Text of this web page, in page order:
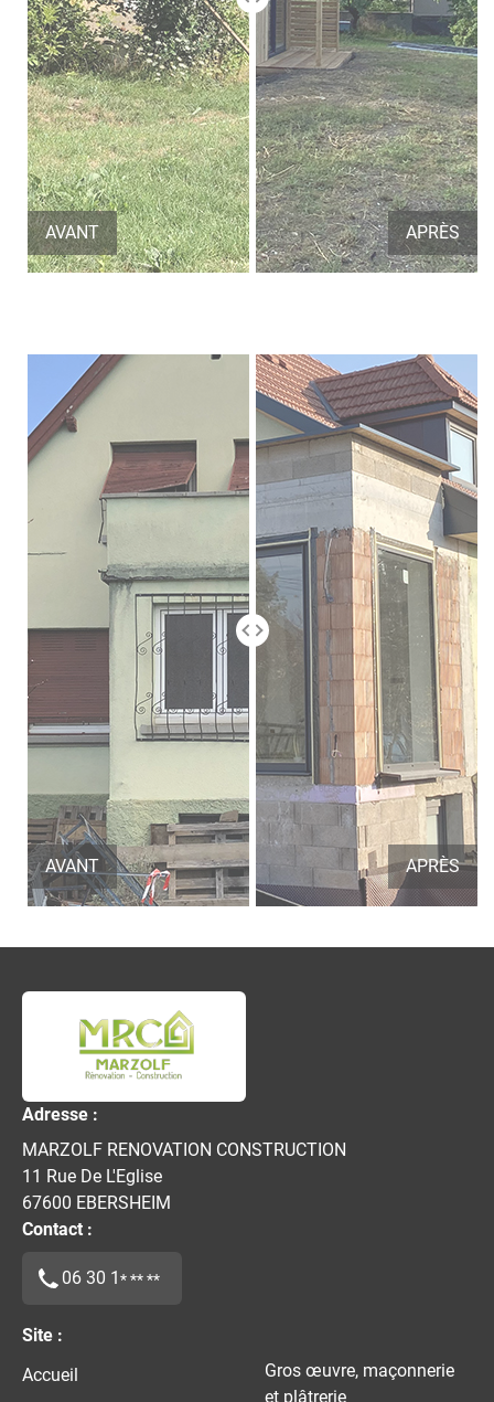
Adresse :
MARZOLF RENOVATION CONSTRUCTION
11 Rue De L'Eglise
67600 EBERSHEIM
Contact :
06 30 1* ** **
Site :
Accueil
Gros œuvre, maçonnerie
et plâtrerie